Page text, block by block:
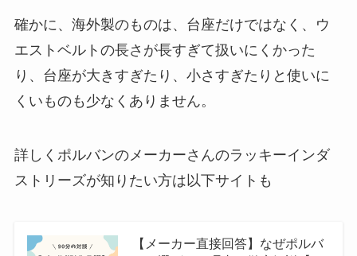
確かに、海外製のものは、台座だけではなく、ウ
エストベルトの長さが長すぎて扱いにくかった
り、台座が大きすぎたり、小さすぎたりと使いに
くいものも少なくありません。
詳しくポルバンのメーカーさんのラッキーインダ
ストリーズが知りたい方は以下サイトも
【メーカー直接回答】なぜポルバ